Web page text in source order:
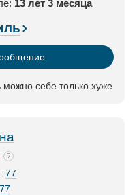
13 лет 3 месяца
можно себе только хуже
77
77